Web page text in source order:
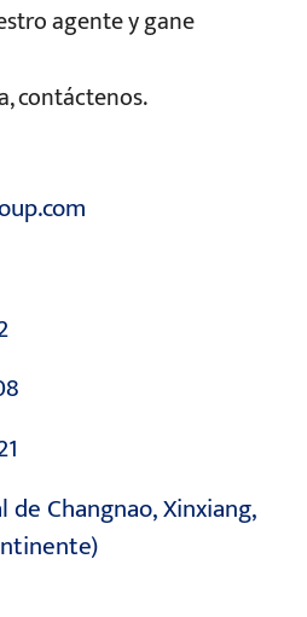
agente y gane
contáctenos.
Changnao, Xinxiang,